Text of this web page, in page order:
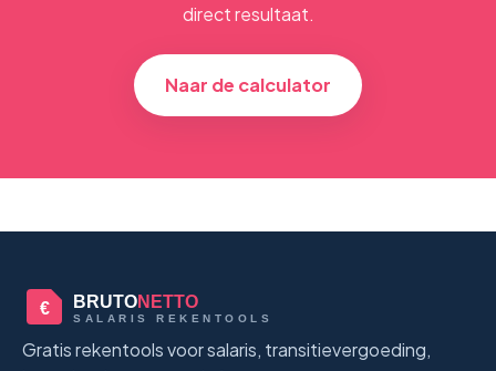
direct resultaat.
Naar de calculator
€ BRUTONETTO
SALARIS REKENTOOLS
Gratis rekentools voor salaris, transitievergoeding,